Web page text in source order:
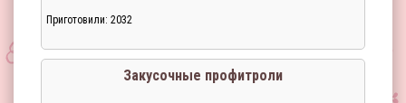
Приготовили: 2032
Закусочные профитроли